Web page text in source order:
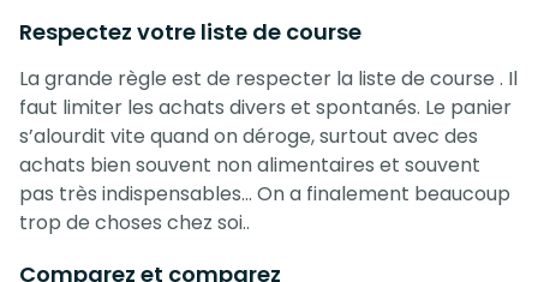
Respectez votre liste de course
La grande règle est de respecter la liste de course . Il
faut limiter les achats divers et spontanés. Le panier
s’alourdit vite quand on déroge, surtout avec des
achats bien souvent non alimentaires et souvent
pas très indispensables… On a finalement beaucoup
trop de choses chez soi..
Comparez et comparez